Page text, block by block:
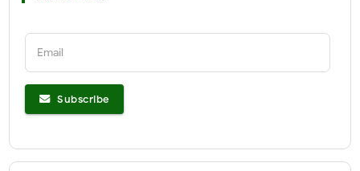
Email
Subscribe